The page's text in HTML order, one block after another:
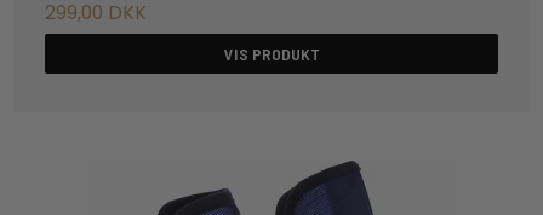
299,00 DKK
VIS PRODUKT